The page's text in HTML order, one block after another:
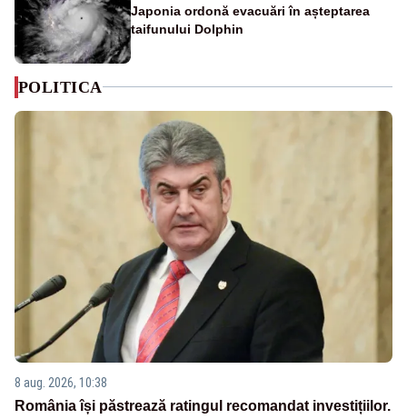
Japonia ordonă evacuări în așteptarea
taifunului Dolphin
POLITICA
8 aug. 2026, 10:38
România își păstrează ratingul recomandat investițiilor.